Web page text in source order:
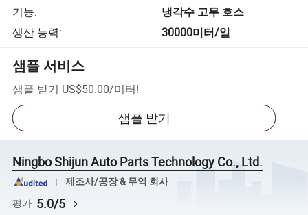
기능:
냉각수 고무 호스
생산 능력: 30000미터/일
샘플 서비스
샘플 받기 US$50.00/미터!
샘플 받기
Ningbo Shijun Auto Parts Technology Co., Ltd.
제조사/공장 & 무역 회사
평가 5.0/5